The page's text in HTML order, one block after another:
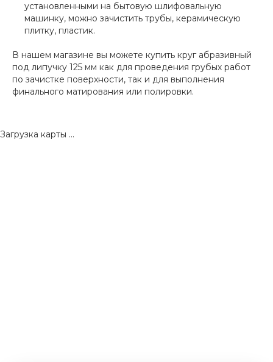
установленными на бытовую шлифовальную
машинку, можно зачистить трубы, керамическую
плитку, пластик.
В нашем магазине вы можете купить круг абразивный
под липучку 125 мм как для проведения грубых работ
по зачистке поверхности, так и для выполнения
финального матирования или полировки.
Загрузка карты ...